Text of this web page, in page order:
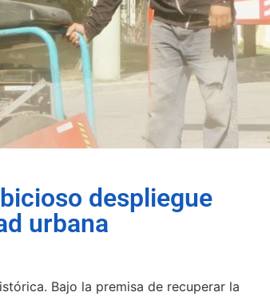
despliegue
urbana
Bajo la premisa de recuperar la